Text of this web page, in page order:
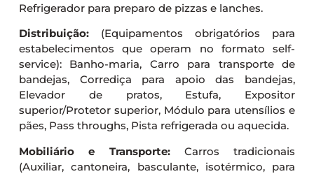
Refrigerador para preparo de pizzas e lanches.
Distribuição: (Equipamentos obrigatórios para
estabelecimentos que operam no formato self-
service): Banho-maria, Carro para transporte de
bandejas, Corrediça para apoio das bandejas,
Elevador de pratos, Estufa, Expositor
superior/Protetor superior, Módulo para utensílios e
pães, Pass throughs, Pista refrigerada ou aquecida.
Mobiliário e Transporte:Carros tradicionais
(Auxiliar, cantoneira, basculante, isotérmico, para